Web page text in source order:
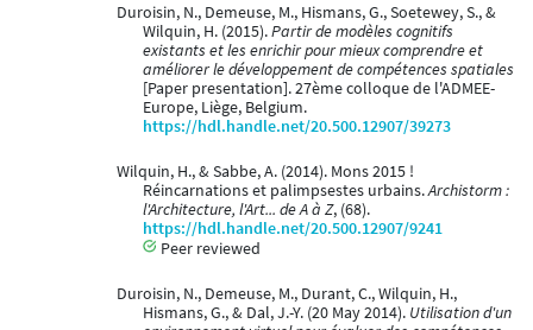
Duroisin, N., Demeuse, M., Hismans, G., Soetewey, S., &
Wilquin, H. (2015).Partir de modèles cognitifs
existants et les enrichir pour mieux comprendre et
améliorer le développement de compétences spatiales
[Paper presentation]. 27ème colloque de l'ADMEE-
Europe, Liège, Belgium.
https://hdl.handle.net/20.500.12907/39273
Wilquin, H., & Sabbe, A. (2014). Mons 2015 !
Réincarnations et palimpsestes urbains.Archistorm :
l'Architecture, l'Art... de A à Z, (68).
https://hdl.handle.net/20.500.12907/9241
Peer reviewed
Duroisin, N., Demeuse, M., Durant, C., Wilquin, H.,
Hismans, G., & Dal, J.-Y. (20 May 2014). Utilisation d'un